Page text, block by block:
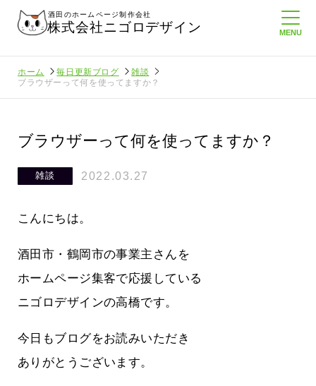
酒田のホームページ制作会社
株式会社ニゴロデザイン
ホーム 毎日更新ブログ
雑談
ブラウザーって何を使ってますか？
ブラウザーって何を使ってますか？
雑談 2022.03.27
こんにちは。
酒田市・鶴岡市の事業主さんを
ホームページ集客で応援している
ニゴロデザインの高橋です。
今日もブログをお読みいただき
ありがとうございます。
ホームペ
周りのがんばる経営者さんに負けない